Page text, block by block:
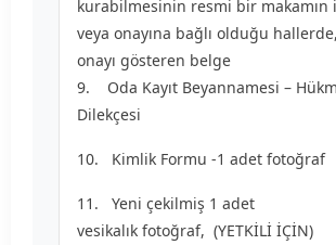
kurabilmesinin resmi bir makamın
veya onayına bağlı olduğu
onayı gösteren belge
9. Oda Kayıt Beyannamesi –
Dilekçesi
10. Kimlik Formu -1 adet fotoğraf
11. Yeni çekilmiş 1 adet
vesikalık fotoğraf, (YETKİLİ İÇİN)